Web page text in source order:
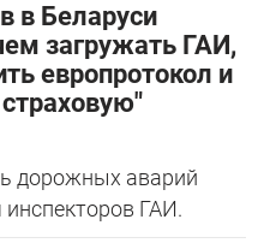
в Беларуси
загружать ГАИ,
европротокол и
дорожных аварий
ГАИ.